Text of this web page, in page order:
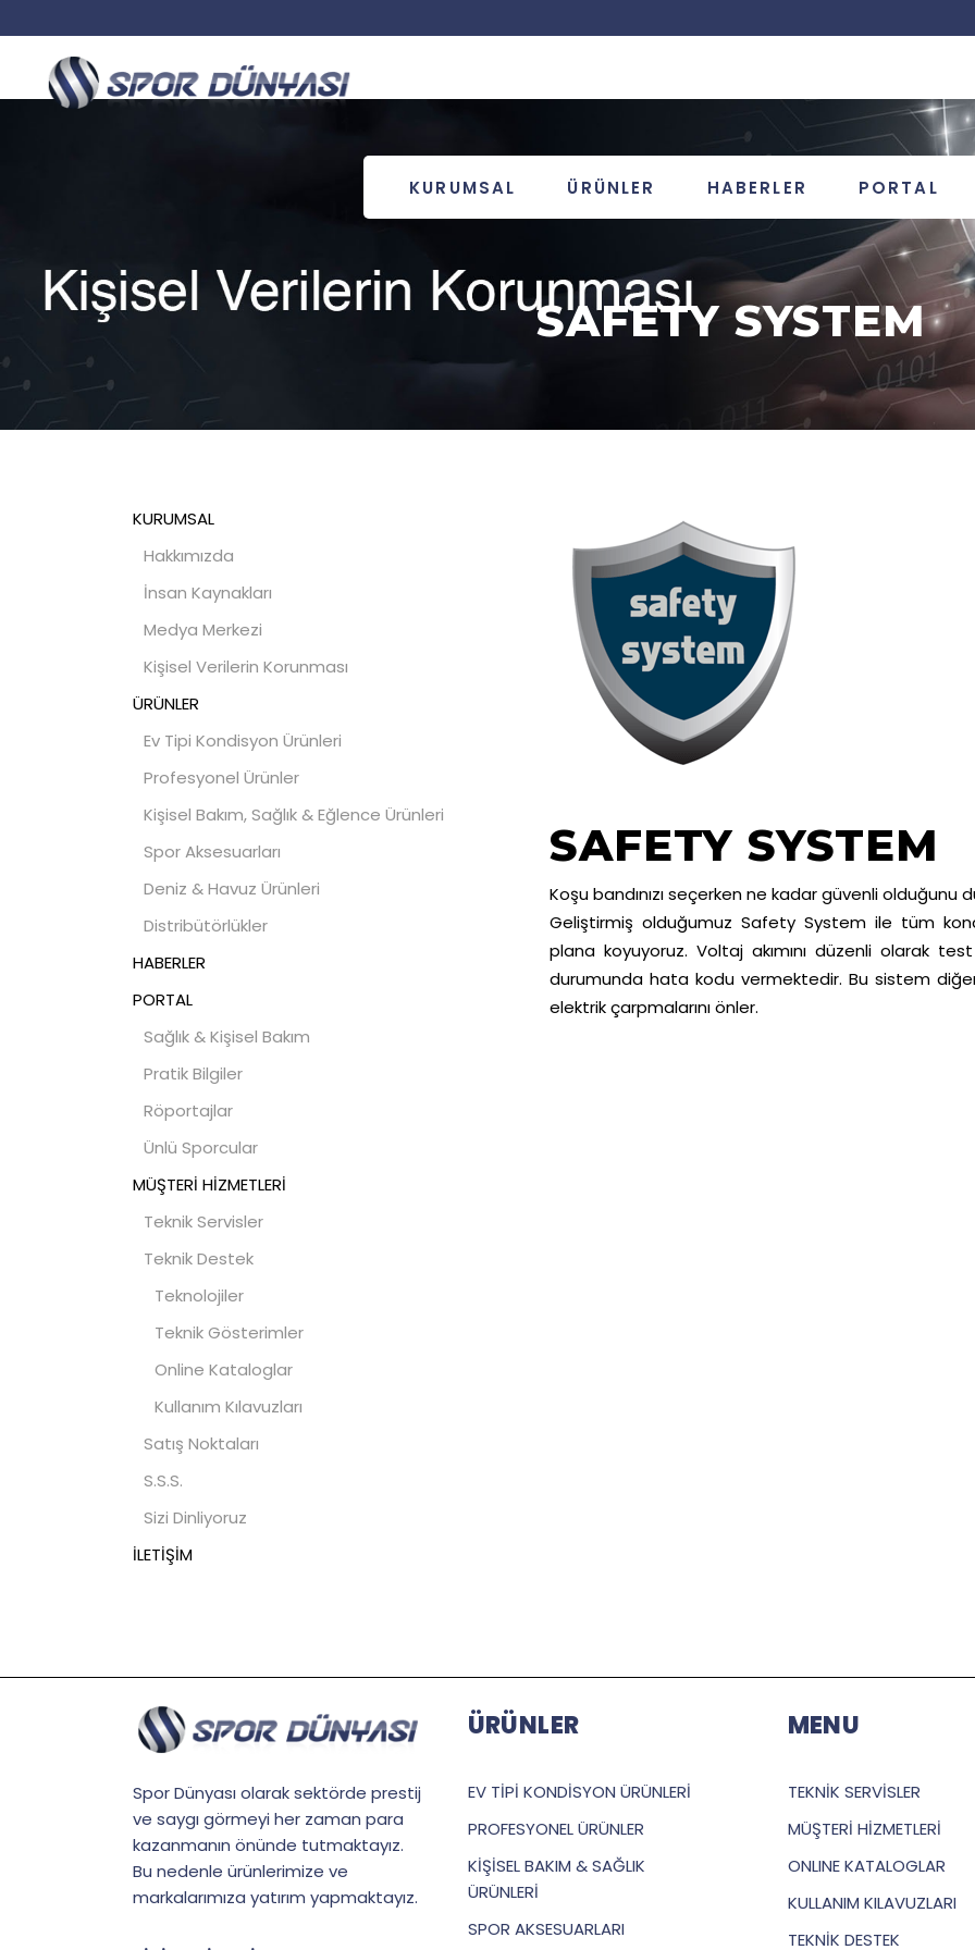
KURUMSAL ÜRÜNLER HABERLER PORTAL
SAFETY SYSTEM
SAFETY SYSTEM
Koşu bandınızı seçerken ne kadar güvenli olduğunu
Geliştirmiş olduğumuz Safety System ile tüm
plana koyuyoruz. Voltaj akımını düzenli olarak
durumunda hata kodu vermektedir. Bu sistem
elektrik çarpmalarını önler.
KURUMSAL
Hakkımızda
İnsan Kaynakları
Medya Merkezi
Kişisel Verilerin Korunması
ÜRÜNLER
Ev Tipi Kondisyon Ürünleri
Profesyonel Ürünler
Kişisel Bakım, Sağlık & Eğlence Ürünleri
Spor Aksesuarları
Deniz & Havuz Ürünleri
Distribütörlükler
HABERLER
PORTAL
Sağlık & Kişisel Bakım
Pratik Bilgiler
Röportajlar
Ünlü Sporcular
MÜŞTERİ HİZMETLERİ
Teknik Servisler
Teknik Destek
Teknolojiler
Teknik Gösterimler
Online Kataloglar
Kullanım Kılavuzları
Satış Noktaları
S.S.S.
Sizi Dinliyoruz
İLETİŞİM
Spor Dünyası olarak sektörde prestij
ve saygı görmeyi her zaman para
kazanmanın önünde tutmaktayız.
Bu nedenle ürünlerimize ve
markalarımıza yatırım yapmaktayız.
ÜRÜNLER
EV TİPİ KONDİSYON ÜRÜNLERİ
PROFESYONEL ÜRÜNLER
KİŞİSEL BAKIM & SAĞLIK
ÜRÜNLERİ
SPOR AKSESUARLARI
MENU
TEKNİK SERVİSLER
MÜŞTERİ HİZMETLERİ
ONLINE KATALOGLAR
KULLANIM KILAVUZLARI
TEKNİK DESTEK